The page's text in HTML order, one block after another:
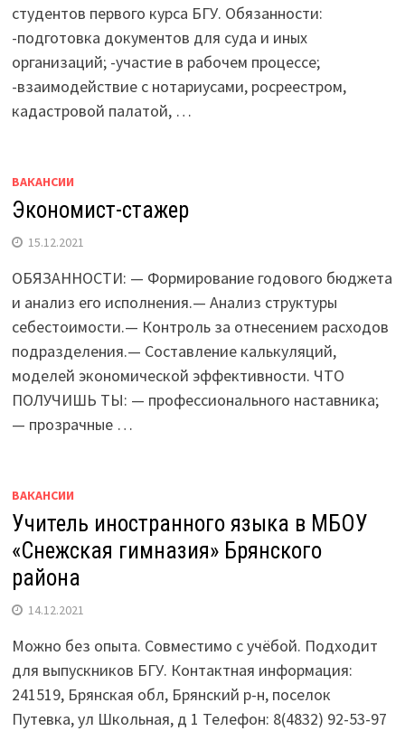
студентов первого курса БГУ. Обязанности:
-подготовка документов для суда и иных
организаций; -участие в рабочем процессе;
-взаимодействие с нотариусами, росреестром,
кадастровой палатой, …
ВАКАНСИИ
Экономист-стажер
15.12.2021
ОБЯЗАННОСТИ: — Формирование годового бюджета
и анализ его исполнения.— Анализ структуры
себестоимости.— Контроль за отнесением расходов
подразделения.— Составление калькуляций,
моделей экономической эффективности. ЧТО
ПОЛУЧИШЬ ТЫ: — профессионального наставника;
— прозрачные …
ВАКАНСИИ
Учитель иностранного языка в МБОУ
«Снежская гимназия» Брянского
района
14.12.2021
Можно без опыта. Совместимо с учёбой. Подходит
для выпускников БГУ. Контактная информация:
241519, Брянская обл, Брянский р-н, поселок
Путевка, ул Школьная, д 1 Телефон: 8(4832) 92-53-97